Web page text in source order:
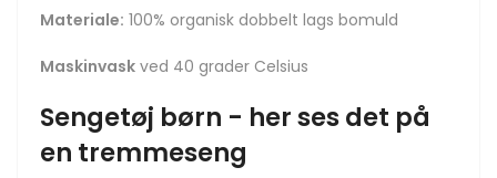
Materiale: 100% organisk dobbelt lags bomuld
Maskinvask ved 40 grader Celsius
Sengetøj børn - her ses det på
en tremmeseng